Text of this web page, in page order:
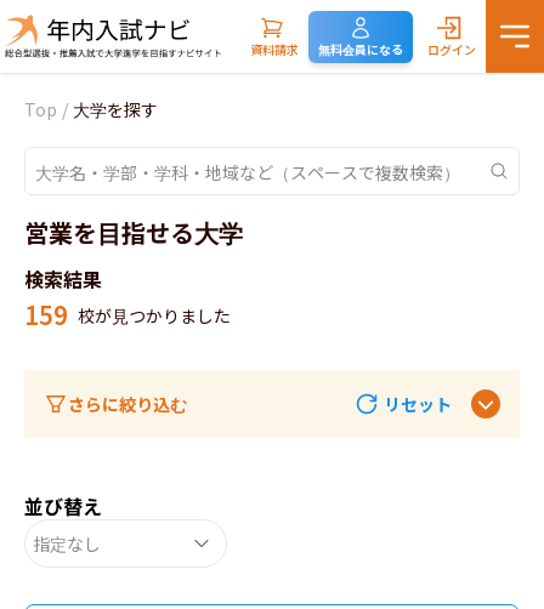
資料請求 無料会員になる ログイン
Top / 大学を探す
営業を目指せる大学
検索結果
159 校が見つかりました
さらに絞り込む リセット
並び替え
指定なし